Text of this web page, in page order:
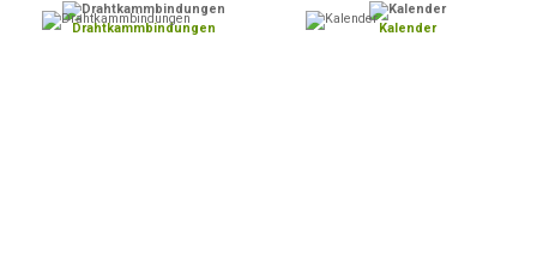
Drahtkammbindungen Kalender